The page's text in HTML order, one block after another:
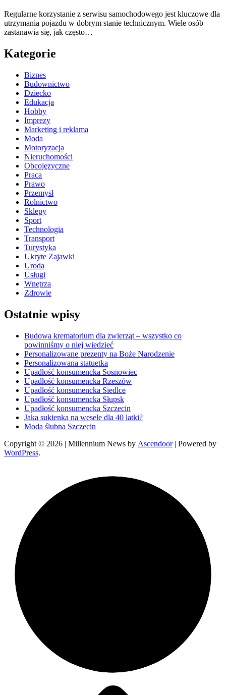
Regularne korzystanie z serwisu samochodowego jest kluczowe dla
utrzymania pojazdu w dobrym stanie technicznym. Wiele osób
zastanawia się, jak często…
Kategorie
Biznes
Budownictwo
Dziecko
Edukacja
Hobby
Imprezy
Marketing i reklama
Moda
Motoryzacja
Nieruchomości
Obcojęzyczne
Praca
Prawo
Przemysł
Rolnictwo
Sklepy
Sport
Technologia
Transport
Turystyka
Ukryte Zajawki
Uroda
Usługi
Wnętrza
Zdrowie
Ostatnie wpisy
Budowa krematorium dla zwierząt – wszystko co
powinniśmy o niej wiedzieć
Personalizowane prezenty na Boże Narodzenie
Personalizowana statuetka
Upadłość konsumencka Sosnowiec
Upadłość konsumencka Rzeszów
Upadłość konsumencka Siedlce
Upadłość konsumencka Słupsk
Upadłość konsumencka Szczecin
Jaka sukienka na wesele dla 40 latki?
Moda ślubna Szczecin
Copyright © 2026 | Millennium News by Ascendoor| Powered by
WordPress.